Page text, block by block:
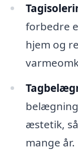
forbedre
hjem og
æstetik,
mange år.